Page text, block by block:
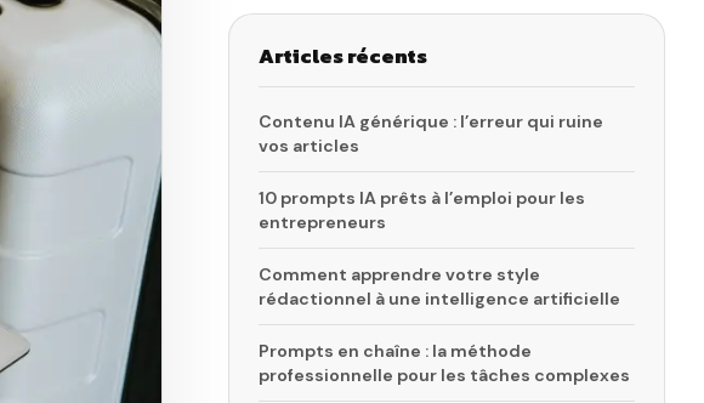
Articles récents
Contenu IA générique : l’erreur qui ruine
vos articles
10 prompts IA prêts à l’emploi pour les
entrepreneurs
Comment apprendre votre style
rédactionnel à une intelligence artificielle
Prompts en chaîne : la méthode
professionnelle pour les tâches complexes